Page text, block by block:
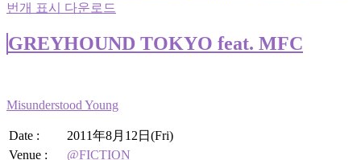
번개 표시 다운로드
GREYHOUND TOKYO feat. MFC
Misunderstood Young
Date :
2011年8月12日(Fri)
Venue :
@FICTION